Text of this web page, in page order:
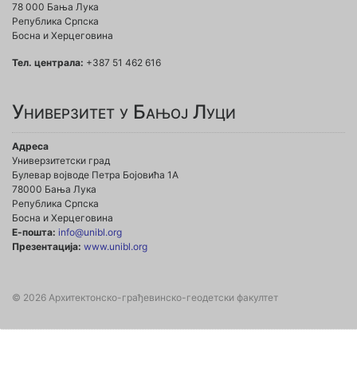
78 000 Бања Лука
Република Српска
Босна и Херцеговина
Тел. централа: +387 51 462 616
Универзитет у Бањој Луци
Адреса
Универзитетски град
Булевар војводе Петра Бојовића 1А
78000 Бања Лука
Република Српска
Босна и Херцеговина
Е-пошта: info@unibl.org
Презентација: www.unibl.org
© 2026 Архитектонско-грађевинско-геодетски факултет